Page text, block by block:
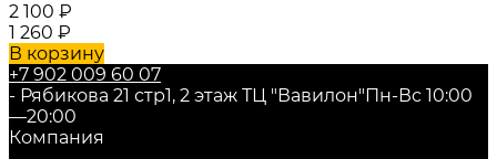
2 100 ₽
1 260 ₽
В корзину
+7 902 009 60 07
- Рябикова 21 стр1, 2 этаж ТЦ "Вавилон"Пн-Вс 10:00
—20:00
Компания